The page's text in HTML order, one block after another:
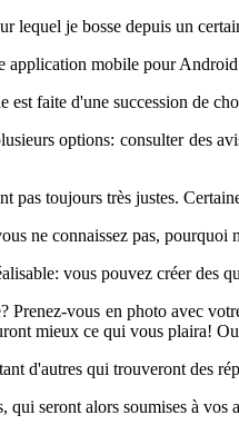
lequel je bosse depuis un
application mobile pour
est faite d'une succession de
options: consulter des
pas toujours très justes.
ne connaissez pas,
vous pouvez créer des
Prenez-vous en photo avec
mieux ce qui vous plaira!
d'autres qui trouveront des
seront alors soumises à